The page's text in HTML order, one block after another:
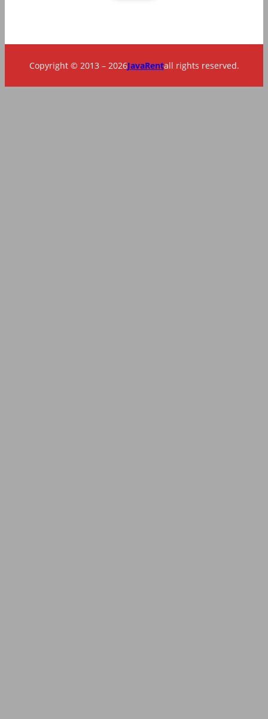
Copyright © 2013 – 2026JavaRentall rights reserved.